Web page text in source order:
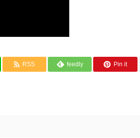
RSS feedly Pin it